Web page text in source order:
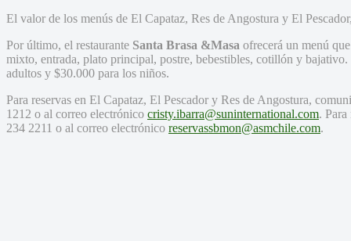
El valor de los menús de El Capataz, Res de Angostura y El
Por último, el restaurante Santa Brasa &Masa ofrecerá un menú
mixto, entrada, plato principal, postre, bebestibles, cotillón y
adultos y $30.000 para los niños.
Para reservas en El Capataz, El Pescador y Res de Angostura,
1212 o al correo electrónico cristy.ibarra@suninternational.com.
234 2211 o al correo electrónico reservassbmon@asmchile.com.